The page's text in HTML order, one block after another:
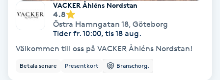
Hatha Yoga
Headspa
VACKER Åhléns Nordstan
4.8
Östra Hamngatan 18, Göteborg
Tider fr. 10:00, tis 18 aug.
Välkommen till oss på VACKER Åhléns Nordstan!
Betala senare Presentkort Branschorg.